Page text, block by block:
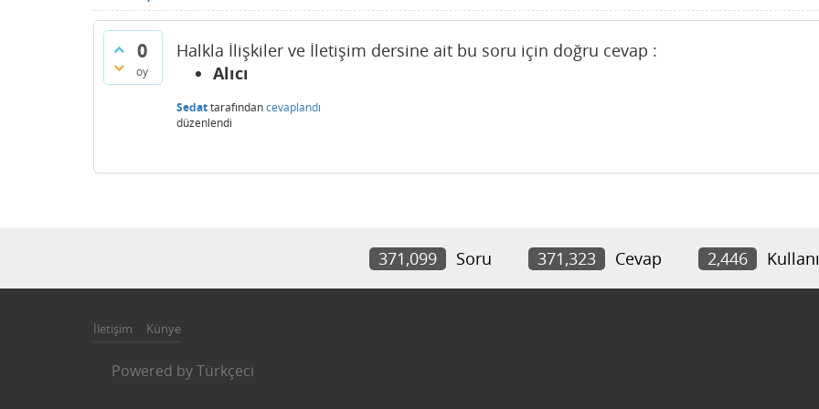
0
oy
Halkla İlişkiler ve İletişim dersine ait bu soru için doğru cevap :
Alıcı
Sedattarafındancevaplandı
düzenlendi
371,099 Soru 371,323 Cevap 2,446
İletişim Künye
Powered byTürkçeci